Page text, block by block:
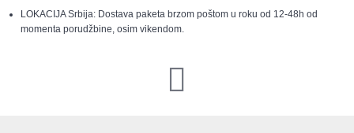
LOKACIJA Srbija: Dostava paketa brzom poštom u roku od 12-48h od
momenta porudžbine, osim vikendom.